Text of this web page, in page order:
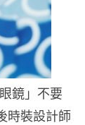
鏡」不要
時裝設計師